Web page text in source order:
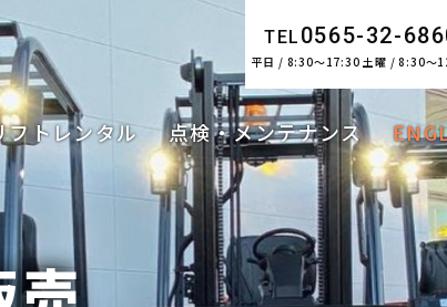
TEL 0565-32-
平日 / 8:30～17:30 土曜 / 8:30～
フトレンタル 点検・メンテナンス